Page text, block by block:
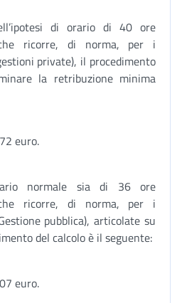
di orario di 40 ore
ricorre, di norma, per i
private), il procedimento
la retribuzione minima
euro.
normale sia di 36 ore
ricorre, di norma, per i
pubblica), articolate su
del calcolo è il seguente:
euro.